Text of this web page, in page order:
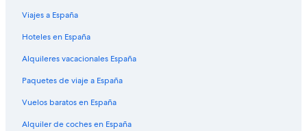
Viajes a España
Hoteles en España
Alquileres vacacionales España
Paquetes de viaje a España
Vuelos baratos en España
Alquiler de coches en España